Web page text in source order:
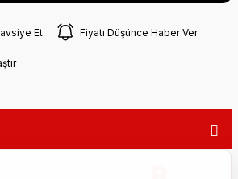
Et Fiyatı Düşünce Haber Ver